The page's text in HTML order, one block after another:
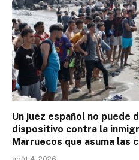
Un juez español no puede
dispositivo contra la
Marruecos que asuma las